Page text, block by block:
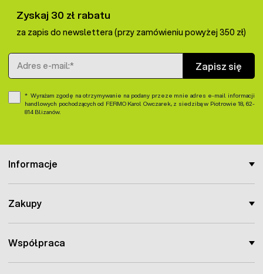
Informacje
Zakupy
Współpraca
Zyskaj 30 zł rabatu
za zapis do newslettera (przy zamówieniu powyżej 350 zł)
Adres e-mail
Zapisz się
Wyrażam zgodę na otrzymywanie na podany przeze mnie adres e-mail informacji
handlowych pochodzących od FERMO Karol Owczarek, z siedzibą w Piotrowie 18, 62-
814 Blizanów.